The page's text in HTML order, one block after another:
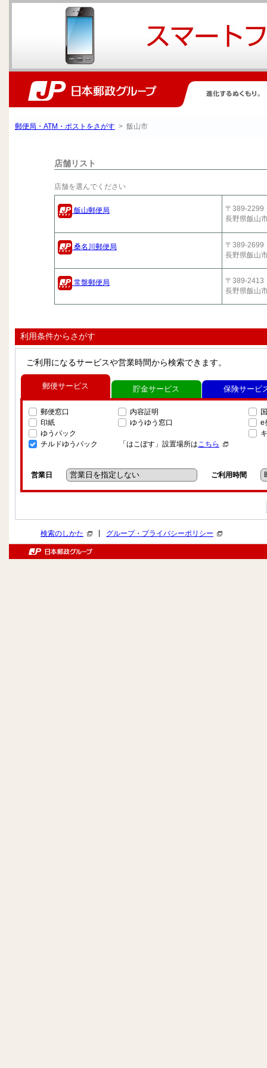
郵便局・ATM・ポストをさがす > 飯山市
店舗リスト
店舗を選んでください
飯山郵便局
〒389-2299
長野県飯山
桑名川郵便局
〒389-2699
長野県飯山
常盤郵便局
〒389-2413
長野県飯山
利用条件からさがす
ご利用になるサービスや営業時間から検索できます。
郵便サービス
郵便窓口
印紙
ゆうパック
チルドゆうパック
内容証明
ゆうゆう窓口
「はこぽす」設置場所はこちら
e
営業日 ご利用時間
貯金サービス 保険サービ
検索のしかた グループ・プライバシーポリシー